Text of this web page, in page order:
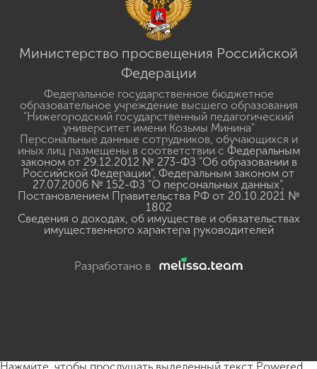
Министерство просвещения Российской
Федерации
Федеральное государственное бюджетное
образовательное учреждение высшего образования
"Нижегородский государственный педагогический
университет имени Козьмы Минина"
Персональные данные сотрудников, обучающихся и
иных лиц размещены в соответствии с Федеральным
законом от 29.12.2012 № 273-ФЗ "Об образовании в
Российской Федерации", Федеральным законом от
27.07.2006 № 152-ФЗ "О персональных данных",
Постановлением Правительства РФ от 20.10.2021 №
1802
Сведения о доходах, об имуществе и обязательствах
имущественного характера руководителей
Разработано в
Нажмите, чтобы прослушать выделенный текст Powered